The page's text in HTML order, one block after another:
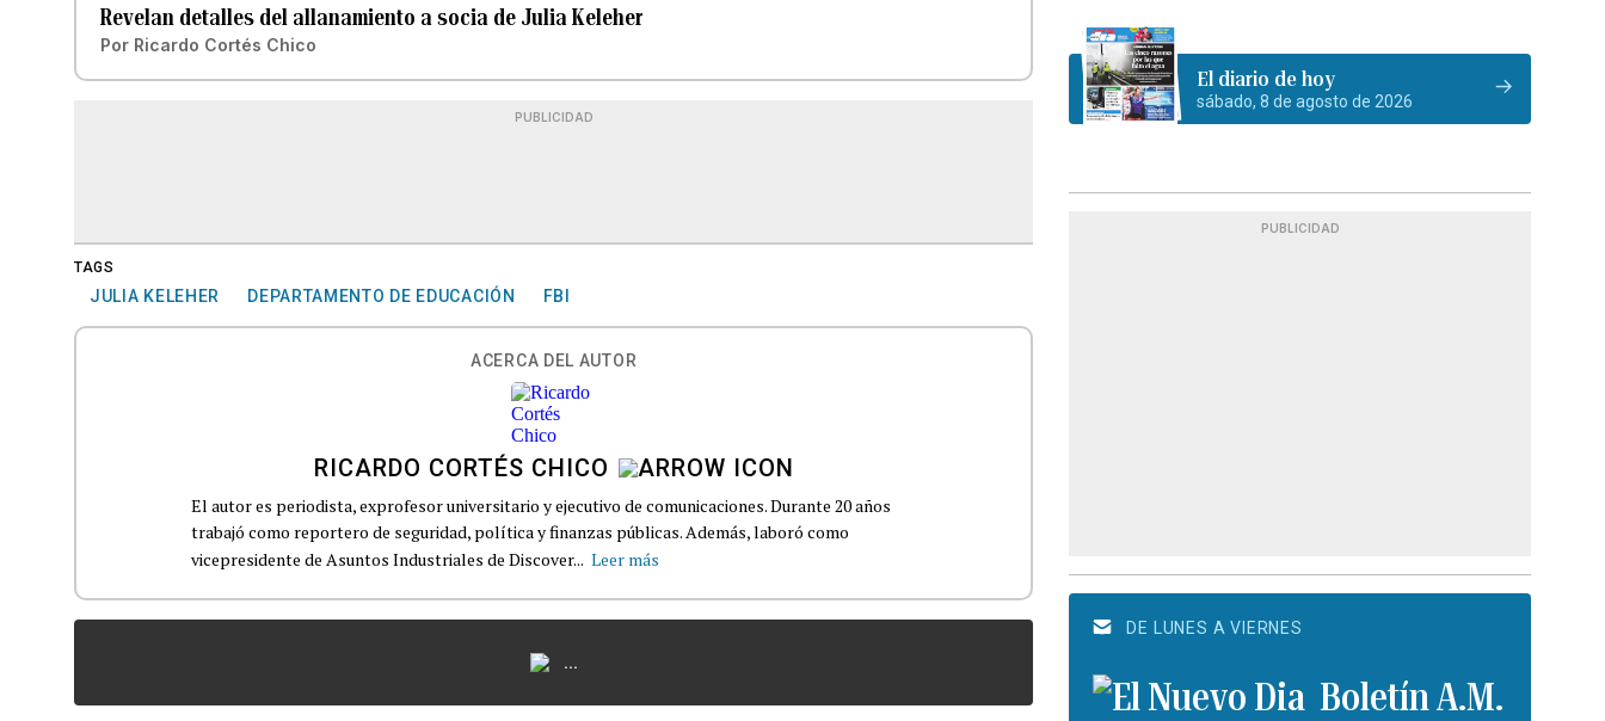
Revelan detalles del allanamiento a socia de Julia Keleher
Por Ricardo Cortés Chico
PUBLICIDAD
TAGS
JULIA KELEHER DEPARTAMENTO DE EDUCACIÓN FBI
ACERCA DEL AUTOR
RICARDO CORTÉS CHICO
El autor es periodista, exprofesor universitario y ejecutivo de comunicaciones. Durante 20 años
trabajó como reportero de seguridad, política y finanzas públicas. Además, laboró como
vicepresidente de Asuntos Industriales de Discover... Leer más
...
El diario de hoy
sábado, 8 de agosto de 2026
PUBLICIDAD
DE LUNES A VIERNES
Boletín A.M.